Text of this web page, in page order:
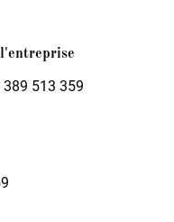
389 513 359